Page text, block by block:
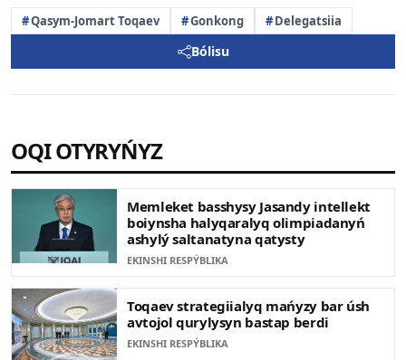
Qasym-Jomart Toqaev Gonkong Delegatsiia
Bólisu
OQI OTYRYŃYZ
Memleket basshysy Jasandy intellekt
boiynsha halyqaralyq olimpiadanyń
ashylý saltanatyna qatysty
EKINSHI RESPÝBLIKA
Toqaev strategiialyq mańyzy bar úsh
avtojol qurylysyn bastap berdi
EKINSHI RESPÝBLIKA